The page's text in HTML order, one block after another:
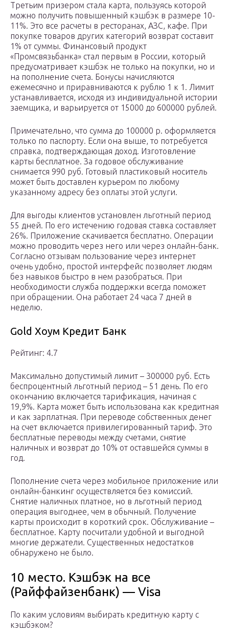
Третьим призером стала карта, пользуясь которой
можно получить повышенный кэшбэк в размере 10-
11%. Это все расчеты в ресторанах, АЗС, кафе. При
покупке товаров других категорий возврат составит
1% от суммы. Финансовый продукт
«Промсвязьбанка» стал первым в России, который
предусматривает кэшбэк не только на покупки, но и
на пополнение счета. Бонусы начисляются
ежемесячно и приравниваются к рублю 1 к 1. Лимит
устанавливается, исходя из индивидуальной истории
заемщика, и варьируется от 15000 до 600000 рублей.
Примечательно, что сумма до 100000 р. оформляется
только по паспорту. Если она выше, то потребуется
справка, подтверждающая доход. Изготовление
карты бесплатное. За годовое обслуживание
снимается 990 руб. Готовый пластиковый носитель
может быть доставлен курьером по любому
указанному адресу без оплаты этой услуги.
Для выгоды клиентов установлен льготный период
55 дней. По его истечению годовая ставка составляет
26%. Приложение скачивается бесплатно. Операции
можно проводить через него или через онлайн-банк.
Согласно отзывам пользование через интернет
очень удобно, простой интерфейс позволяет людям
без навыков быстро в нем разобраться. При
необходимости служба поддержки всегда поможет
при обращении. Она работает 24 часа 7 дней в
неделю.
Gold Хоум Кредит Банк
Рейтинг: 4.7
Максимально допустимый лимит – 300000 руб. Есть
беспроцентный льготный период – 51 день. По его
окончанию включается тарификация, начиная с
19,9%. Карта может быть использована как кредитная
и как зарплатная. При переводе собственных денег
на счет включается привилегированный тариф. Это
бесплатные переводы между счетами, снятие
наличных и возврат до 10% от оставшейся суммы в
год.
Пополнение счета через мобильное приложение или
онлайн-банкинг осуществляется без комиссий.
Снятие наличных платное, но в льготный период
операция выгоднее, чем в обычный. Получение
карты происходит в короткий срок. Обслуживание –
бесплатное. Карту посчитали удобной и выгодной
многие держатели. Существенных недостатков
обнаружено не было.
10 место. Кэшбэк на все
(Райффайзенбанк) — Visa
По каким условиям выбирать кредитную карту с
кэшбэком?